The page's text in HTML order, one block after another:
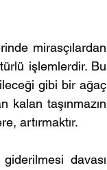
mirasçılardan
işlemlerdir. Bu
gibi bir ağaç
taşınmazın
artırmaktır.
davası